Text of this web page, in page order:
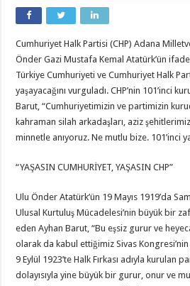
Cumhuriyet Halk Partisi (CHP) Adana
Önder Gazi Mustafa Kemal Atatürk’ün
Türkiye Cumhuriyeti ve Cumhuriyet Halk
yaşayacağını vurguladı. CHP’nin 101’inci
Barut, “Cumhuriyetimizin ve partimizin
kahraman silah arkadaşları, aziz
minnetle anıyoruz. Ne mutlu bize. 101’inci
“YAŞASIN CUMHURİYET, YAŞASIN CHP”
Ulu Önder Atatürk’ün 19 Mayıs 1919’da
Ulusal Kurtuluş Mücadelesi’nin büyük bir
eden Ayhan Barut, “Bu eşsiz gurur ve
olarak da kabul ettiğimiz Sivas
9 Eylül 1923’te Halk Fırkası adıyla kurulan
dolayısıyla yine büyük bir gurur, onur ve